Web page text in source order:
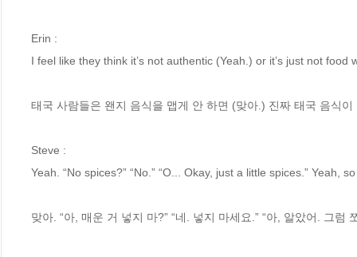
Erin :
I feel like they think it’s not authentic (Yeah.) or it’s just not
태국 사람들은 왠지 음식을 맵게 안 하면 (맞아.) 진짜 태국 음식
Steve :
Yeah. “No spices?” “No.” “O... Okay, just a little spices.” Yeah,
맞아. “아, 매운 거 넣지 마?” “네. 넣지 마세요.” “아, 알았어. 그럼